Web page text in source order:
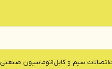
اتصالات سیم و کابلاتوماسیون صنعتی